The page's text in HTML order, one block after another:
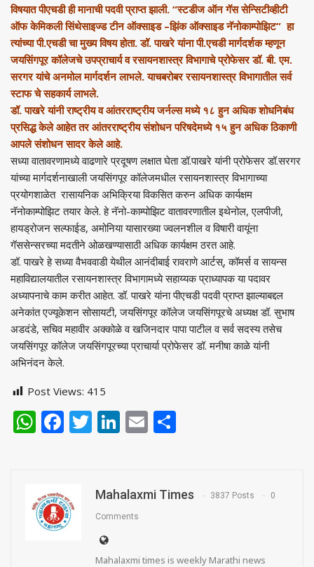
विषयात पीएचडी ही मानाची पदवी प्राप्त झाली. “स्टडीज ऑन गॅस सेन्सिटीव्हीटी
ऑफ केमिकली सिंथेसाइज्ड टीन ऑक्साइड –झिंक ऑक्साइड नॅनोकाम्पोझिट” हा
त्यांच्या पी.एचडी चा मुख्य विषय होता. डॉ. पाखरे यांना पी.एचडी मार्गदर्शक म्हणून
जयसिंगपूर कॉलेजचे उपप्राचार्य व रसायनशास्त्र विभागाचे प्रोफेसर डॉ. बी. एम.
सरगर यांचे अनमोल मार्गदर्शन लाभले. याचबरोबर रसायनशास्त्र विभागातील सर्व
स्टाफ चे सहकार्य लाभले.
डॉ. पाखरे यांनी राष्ट्रीय व आंतरराष्ट्रीय जर्नल्स मध्ये १८ हुन अधिक शोधनिबंध
प्रसिद्ध केले आहेत तर आंतरराष्ट्रीय संशोधन परिषदेमध्ये १५ हुन अधिक ठिकाणी
आपले संशोधन सादर केले आहे.
सध्या वातावरणामध्ये वाढणारे प्रदूषण लक्षात घेता डॉ.पाखरे यांनी प्रोफेसर डॉ.सरगर
यांच्या मार्गदर्शनाखाली जयसिंगपूर कॉलेजमधील रसायनशास्त्र विभागाच्या
प्रयोगशाळेत रासायनिक अभिक्रिया विकसित करुन अधिक कार्यक्षम
नॅनोकाम्पोझिट तयार केले. हे नॅनो-काम्पोझिट वातावरणातील इथेनोल, एलपीजी,
हायड्रोजन सल्फाईड, अमोनिया यासारख्या ज्वलनशील व विषारी वायूंना
गॅससेन्सरच्या मदतीने ओळखण्यासाठी अधिक कार्यक्षम ठरत आहे.
डॉ. पाखरे हे सध्या वैभववाडी येथील आनंदीबाई रावराणे आर्टस्, कॉमर्स व सायन्स
महाविद्यालयातील रसायनशास्त्र विभागामध्ये सहाय्यक प्राध्यापक या पदावर
अध्यापनाचे काम करीत आहेत. डॉ. पाखरे यांना पीएचडी पदवी प्राप्त झाल्याबद्दल
अनेकांत एज्यूकेशन सोसायटी, जयसिंगपूर कॉलेज जयसिंगपूरचे अध्यक्ष डॉ. सुभाष
अडदंडे, सचिव महावीर अक्कोळे व खजिनदार पापा पाटील व सर्व सदस्य तसेच
जयसिंगपूर कॉलेज जयसिंगपूरच्या प्राचार्या प्रोफेसर डॉ. मनीषा काळे यांनी
अभिनंदन केले.
Post Views: 415
WhatsApp
Facebook
Twitter
LinkedIn
Email
Mahalaxmi Times 3837 Posts 0
Comments
Mahalaxmi times is weekly Marathi news